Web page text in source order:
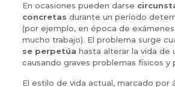
En ocasiones pueden darse
concretas durante un período
(por ejemplo, en época de
mucho trabajo). El problema surge
se perpetúa hasta alterar la vida de
causando graves problemas físicos y
El estilo de vida actual, marcado por